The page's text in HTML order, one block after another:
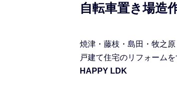
自転車置き場造
焼津・藤枝・島田・牧之
戸建て住宅のリフォーム
HAPPY LDK